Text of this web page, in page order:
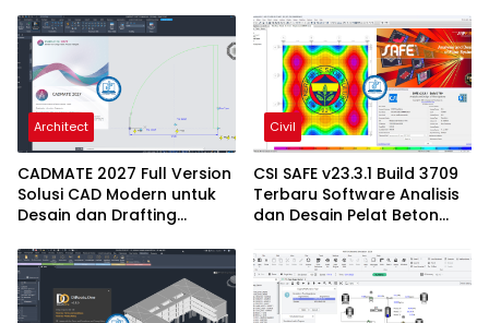
Profesional
Architect
CADMATE 2027 Full Version
Solusi CAD Modern untuk
Desain dan Drafting
Civil
CSI SAFE v23.3.1 Build 3709
Terbaru Software Analisis
dan Desain Pelat Beton